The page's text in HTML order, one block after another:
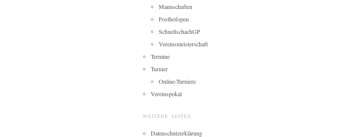
Mannschaften
Posthofopen
SchnellschachGP
Vereinsmeisterschaft
Termine
Turnier
Online-Turniere
Vereinspokal
WEITERE SEITEN
Datenschutzerklärung